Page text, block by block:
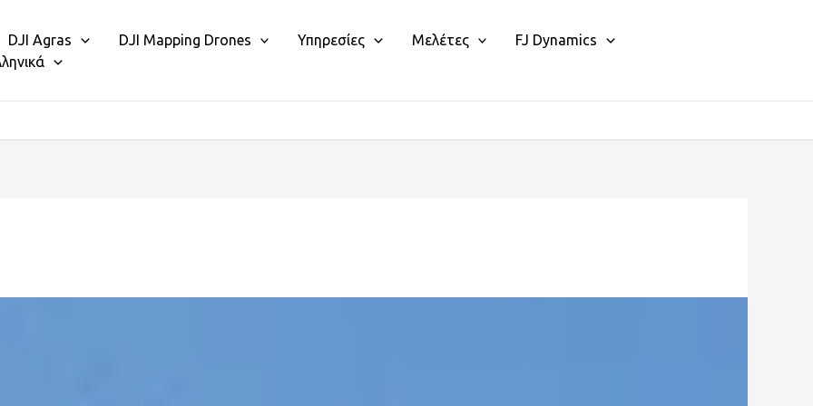
DJI Agras DJI Mapping Drones Υπηρεσίες Μελέτες
FJ Dynamics